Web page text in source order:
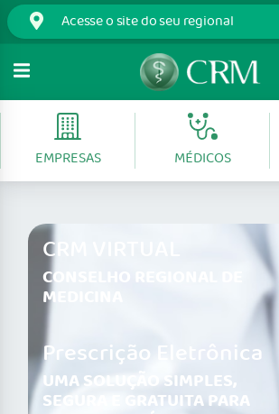
EMPRESAS MÉDICOS
CRM VIRTUAL
CONSELHO REGIONAL DE
MEDICINA
Prescrição Eletrônica
UMA SOLUÇÃO SIMPLES,
SEGURA E GRATUITA PARA